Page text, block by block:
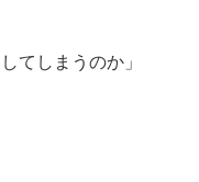
てしまうのか」